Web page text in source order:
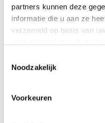
partners kunnen deze
informatie die u aan ze
verzameld op basis van
Noodzakelijk
Voorkeuren
Ontvang de
Wilt u op de hoogte blijven